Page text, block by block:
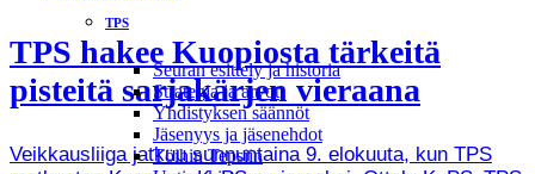
TPS
Seuran esittely ja historia
Strategia ja arvot
Yhdistyksen säännöt
Jäsenyys ja jäsenehdot
Töihin Tepsiin
TPS hakee Kuopiosta tärkeitä
pisteitä sarjakärjen vieraana
Veikkausliiga jatkuu sunnuntaina 9. elokuuta, kun TPS